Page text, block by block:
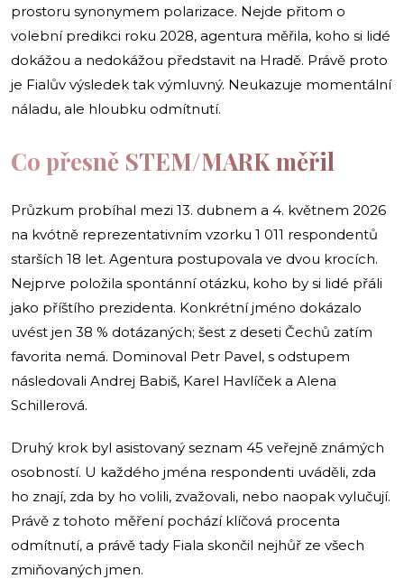
prostoru synonymem polarizace. Nejde přitom o
volební predikci roku 2028, agentura měřila, koho si lidé
dokážou a nedokážou představit na Hradě. Právě proto
je Fialův výsledek tak výmluvný. Neukazuje momentální
náladu, ale hloubku odmítnutí.
Co přesně STEM/MARK měřil
Průzkum probíhal mezi 13. dubnem a 4. květnem 2026
na kvótně reprezentativním vzorku 1 011 respondentů
starších 18 let. Agentura postupovala ve dvou krocích.
Nejprve položila spontánní otázku, koho by si lidé přáli
jako příštího prezidenta. Konkrétní jméno dokázalo
uvést jen 38 % dotázaných; šest z deseti Čechů zatím
favorita nemá. Dominoval Petr Pavel, s odstupem
následovali Andrej Babiš, Karel Havlíček a Alena
Schillerová.
Druhý krok byl asistovaný seznam 45 veřejně známých
osobností. U každého jména respondenti uváděli, zda
ho znají, zda by ho volili, zvažovali, nebo naopak vylučují.
Právě z tohoto měření pochází klíčová procenta
odmítnutí, a právě tady Fiala skončil nejhůř ze všech
zmiňovaných jmen.